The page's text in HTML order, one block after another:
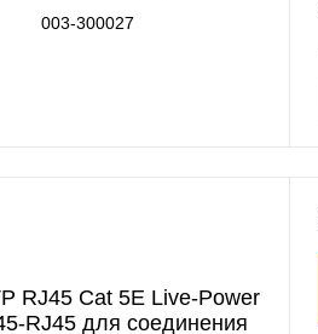
003-300027
RJ45 Cat 5E Live-Power
RJ45 для соединения